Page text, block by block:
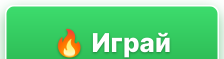
🔥 Играй